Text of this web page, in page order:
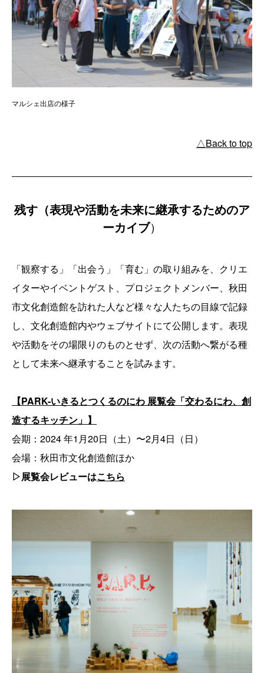
マルシェ出店の様子
△Back to top
残す（表現や活動を未来に継承するためのア
ーカイブ）
「観察する」「出会う」「育む」の取り組みを、クリエ
イターやイベントゲスト、プロジェクトメンバー、秋田
市文化創造館を訪れた人など様々な人たちの目線で記録
し、文化創造館内やウェブサイトにて公開します。表現
や活動をその場限りのものとせず、次の活動へ繋がる種
として未来へ継承することを試みます。
【PARK-いきるとつくるのにわ 展覧会「交わるにわ、創
造するキッチン」】
会期：2024 年1月20日（土）〜2月4日（日）
会場：秋田市文化創造館ほか
▷展覧会レビューはこちら